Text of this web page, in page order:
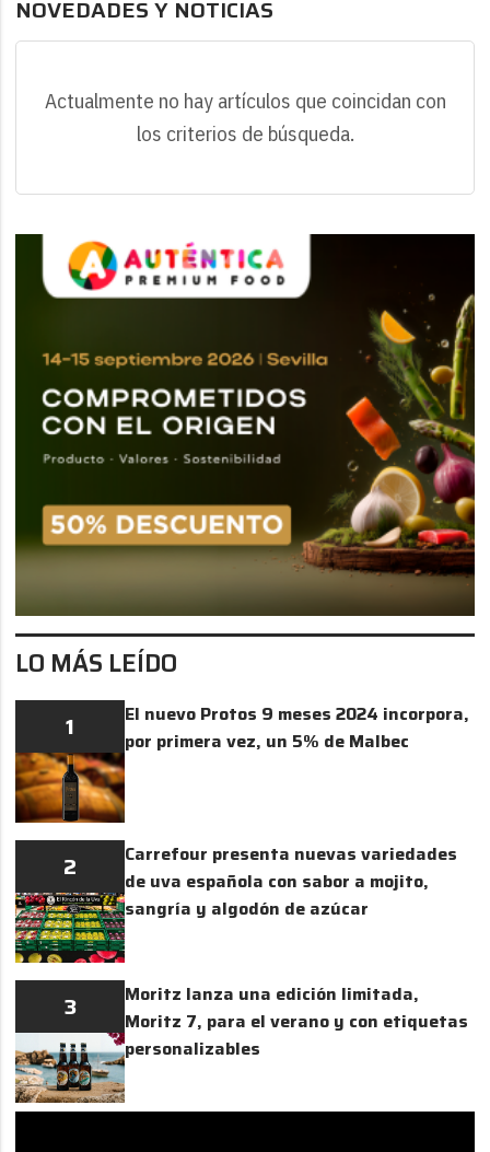
NOVEDADES Y NOTICIAS
Actualmente no hay artículos que coincidan con
los criterios de búsqueda.
LO MÁS LEÍDO
1
El nuevo Protos 9 meses 2024 incorpora,
por primera vez, un 5% de Malbec
2
Carrefour presenta nuevas variedades
de uva española con sabor a mojito,
sangría y algodón de azúcar
3
Moritz lanza una edición limitada,
Moritz 7, para el verano y con etiquetas
personalizables